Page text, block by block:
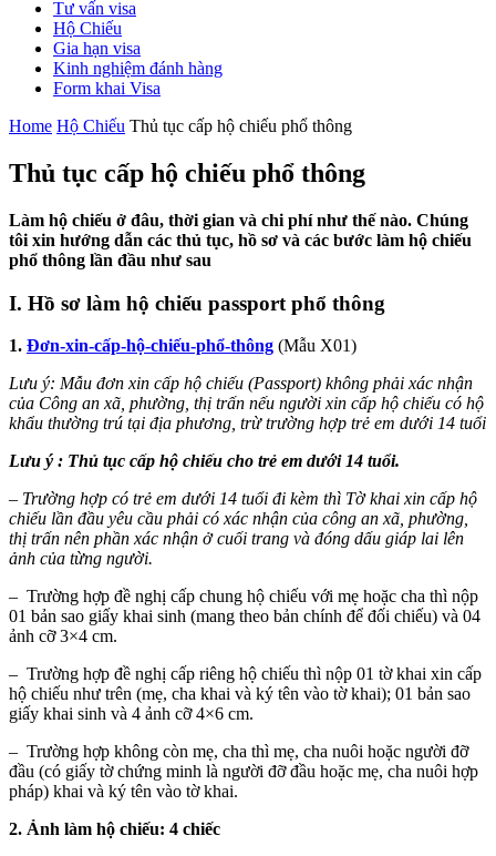
Tư vấn visa
Hộ Chiếu
Gia hạn visa
Kinh nghiệm đánh hàng
Form khai Visa
Home Hộ Chiếu Thủ tục cấp hộ chiếu phổ thông
Thủ tục cấp hộ chiếu phổ thông
Làm hộ chiếu ở đâu, thời gian và chi phí như thế nào. Chúng
tôi xin hướng dẫn các thủ tục, hồ sơ và các bước làm hộ chiếu
phổ thông lần đầu như sau
I. Hồ sơ làm hộ chiếu passport phổ thông
1. Đơn-xin-cấp-hộ-chiếu-phổ-thông (Mẫu X01)
Lưu ý: Mẫu đơn xin cấp hộ chiếu (Passport) không phải xác nhận
của Công an xã, phường, thị trấn nếu người xin cấp hộ chiếu có hộ
khẩu thường trú tại địa phương, trừ trường hợp trẻ em dưới 14 tuổi
Lưu ý : Thủ tục cấp hộ chiếu cho trẻ em dưới 14 tuổi.
– Trường hợp có trẻ em dưới 14 tuổi đi kèm thì Tờ khai xin cấp hộ
chiếu lần đầu yêu cầu phải có xác nhận của công an xã, phường,
thị trấn nên phần xác nhận ở cuối trang và đóng dấu giáp lai lên
ảnh của từng người.
– Trường hợp đề nghị cấp chung hộ chiếu với mẹ hoặc cha thì nộp
01 bản sao giấy khai sinh (mang theo bản chính để đối chiếu) và 04
ảnh cỡ 3×4 cm.
– Trường hợp đề nghị cấp riêng hộ chiếu thì nộp 01 tờ khai xin cấp
hộ chiếu như trên (mẹ, cha khai và ký tên vào tờ khai); 01 bản sao
giấy khai sinh và 4 ảnh cỡ 4×6 cm.
– Trường hợp không còn mẹ, cha thì mẹ, cha nuôi hoặc người đỡ
đầu (có giấy tờ chứng minh là người đỡ đầu hoặc mẹ, cha nuôi hợp
pháp) khai và ký tên vào tờ khai.
2. Ảnh làm hộ chiếu: 4 chiếc